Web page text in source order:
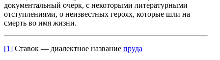
документальный очерк, с некоторыми литературными
отступлениями, о неизвестных героях, которые шли на
смерть во имя жизни.
[1] Ставок — диалектное название пруда